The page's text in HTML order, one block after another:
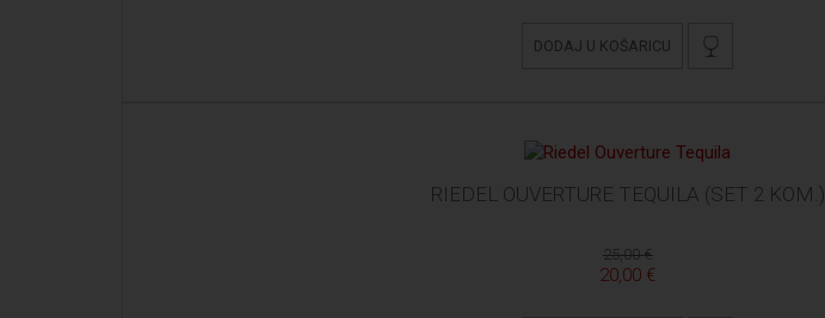
DODAJ U KOŠARICU
RIEDEL OUVERTURE TEQUILA (SET 2 KOM.)
25,00 €
20,00 €